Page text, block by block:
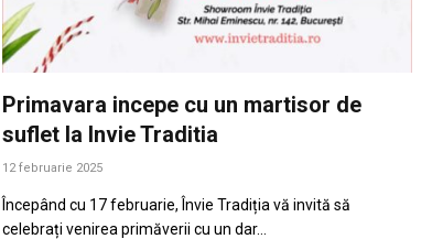
Primavara incepe cu un martisor de
suflet la Invie Traditia
12 februarie 2025
Începând cu 17 februarie, Învie Tradiția vă invită să
celebrați venirea primăverii cu un dar…